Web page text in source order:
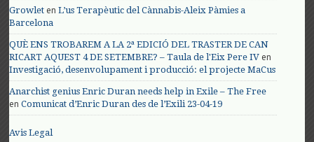
Growlet enL’us Terapèutic del Cànnabis-Aleix Pàmies a
Barcelona
QUÈ ENS TROBAREM A LA 2ª EDICIÓ DEL TRASTER DE CAN
RICART AQUEST 4 DE SETEMBRE? – Taula de l'Eix Pere IV en
Investigació, desenvolupament i producció: el projecte MaCus
Anarchist genius Enric Duran needs help in Exile – The Free
enComunicat d’Enric Duran des de l’Exili 23-04-19
Avis Legal